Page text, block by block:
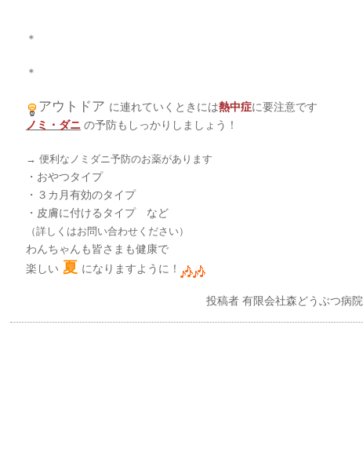
＊
＊
アウトドア に連れていくときには熱中症に要注意です
ノミ・ダニ の予防もしっかりしましょう！
→ 便利なノミダニ予防のお薬があります
・おやつタイプ
・３カ月有効のタイプ
・皮膚に付けるタイプ など
（詳しくはお問い合わせください）
わんちゃんも皆さまも健康で
楽しい 夏 になりますように！
投稿者 有限会社森どうぶつ病院